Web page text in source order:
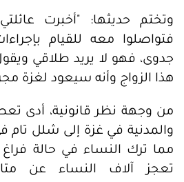
وتختم حديثها: "أخبرت
فتواصلوا معه للقيام
جدوى، فهو لا يريد طلاقي
هذا الزواج وأنه سيعود لغزة
من وجهة نظر قانونية، أدى
والمدنية في غزة إلى شلل تام
مما ترك النساء في حالة فراغ
تعجز آلاف النساء عن